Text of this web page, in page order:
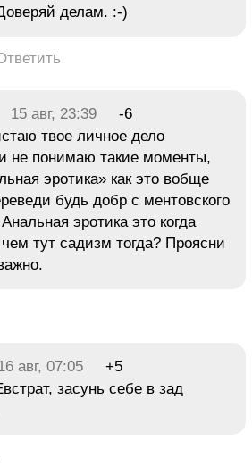
делам. :-)
15 авг, 23:39
-6
твое личное дело
не понимаю такие моменты,
эротика» как это вобще
будь добр с ментовского
эротика это когда
тут садизм тогда? Проясни
авг, 07:05
+5
засунь себе в зад